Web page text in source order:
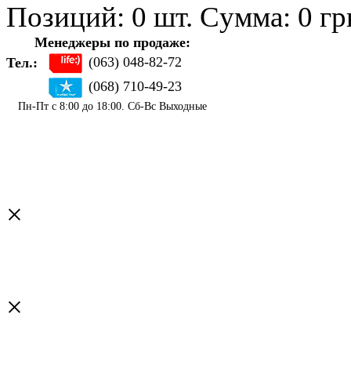
Позиций: 0 шт. Cуммa: 0
Менеджеры по продаже:
Тел.:
(063) 048-82-72
(068) 710-49-23
Пн-Пт с 8:00 до 18:00. Сб-Вс Выходные
×
×